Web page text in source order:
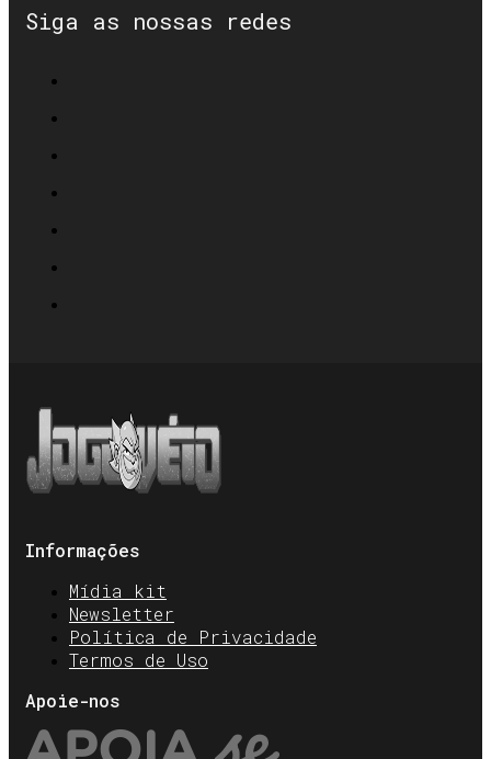
Siga as nossas redes
Informações
Mídia kit
Newsletter
Política de Privacidade
Termos de Uso
Apoie-nos